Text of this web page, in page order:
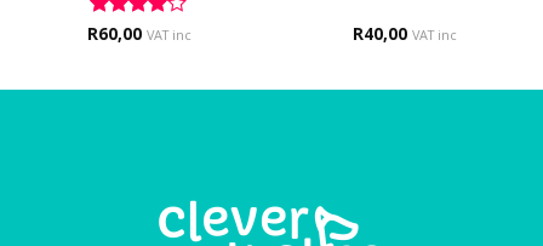
Rated 4
R60,00 VAT inc R40,00 VAT inc